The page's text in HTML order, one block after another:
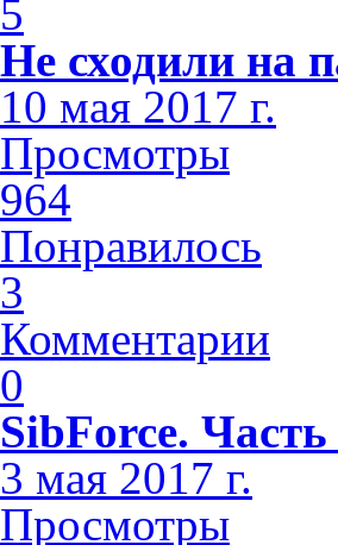
5
Не сходили на
10 мая 2017 г.
Просмотры
964
Понравилось
3
Комментарии
0
SibForce. Часть
3 мая 2017 г.
Просмотры